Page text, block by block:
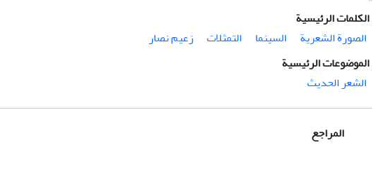
الكلمات الرئيسية
الصورة الشعرية
السينما التمثلات
زعيم نصار
الموضوعات الرئيسية
الشعر الحديث